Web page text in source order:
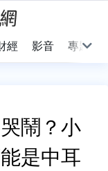
經 影音 專題
鬧？小
是中耳